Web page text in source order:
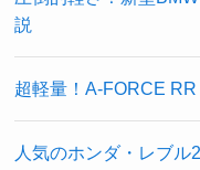
説
超軽量！A-FORCE
人気のホンダ・レブ